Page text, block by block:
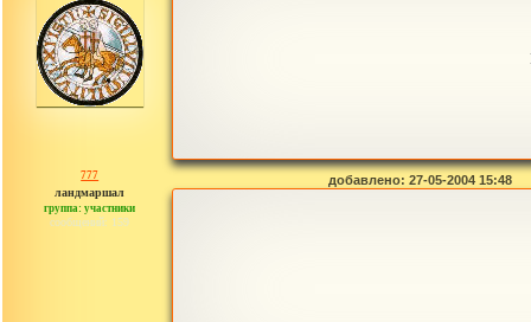
777
ландмаршал
группа: участники
сообщений: 159
добавлено: 27-05-2004 15:48